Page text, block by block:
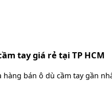
tay giá rẻ tại TP HCM
hàng bán ô dù cầm tay gần